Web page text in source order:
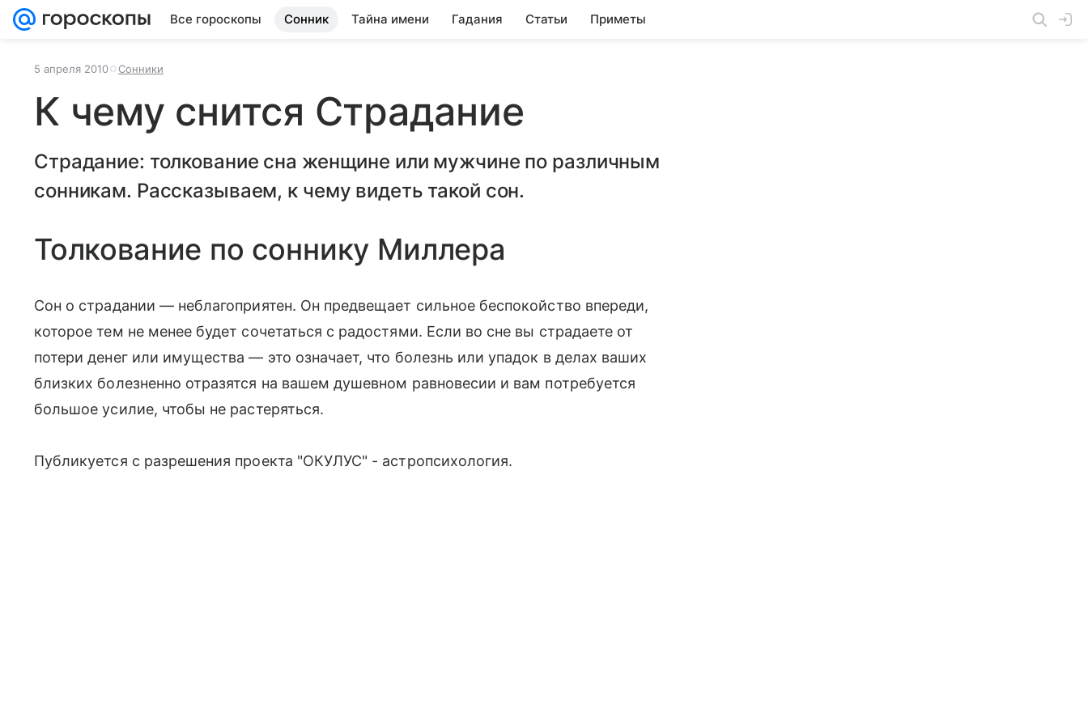
Все гороскопы Сонник Тайна имени Гадания Статьи Приметы
5 апреля 2010 Сонники
К чему снится Страдание
Страдание: толкование сна женщине или мужчине по различным
сонникам. Рассказываем, к чему видеть такой сон.
Толкование по соннику Миллера
Сон о страдании — неблагоприятен. Он предвещает сильное беспокойство впереди,
которое тем не менее будет сочетаться с радостями. Если во сне вы страдаете от
потери денег или имущества — это означает, что болезнь или упадок в делах ваших
близких болезненно отразятся на вашем душевном равновесии и вам потребуется
большое усилие, чтобы не растеряться.
Публикуется с разрешения проекта "ОКУЛУС" - астропсихология.